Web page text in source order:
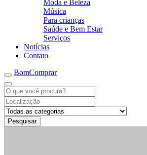
Moda e Beleza
Música
Para crianças
Saúde e Bem Estar
Serviços
Notícias
Contato
BomComprar
Pesquisar